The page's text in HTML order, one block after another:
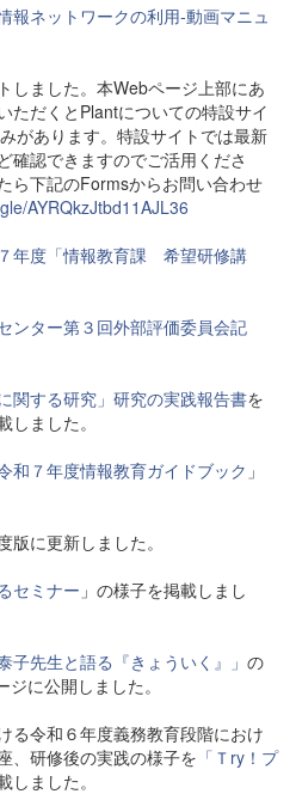
報ネットワークの利用‐動画マニュ
しました。本Webページ上部にあ
ただくとPlantについての特設サイ
があります。特設サイトでは最新
確認できますのでご活用くださ
ら下記のFormsからお問い合わせ
AYRQkzJtbd11AJL36
年度「情報教育課 希望研修講
ンター第３回外部評価委員会記
関する研究」研究の実践報告書を
しました。
和７年度情報教育ガイドブック 」
に更新しました。
セミナー 」の様子を掲載しまし
子先生と語る『きょういく』」 の
ジに公開しました。
る令和６年度義務教育段階におけ
、研修後の実践の様子を 「Ｔry！プ
しました。